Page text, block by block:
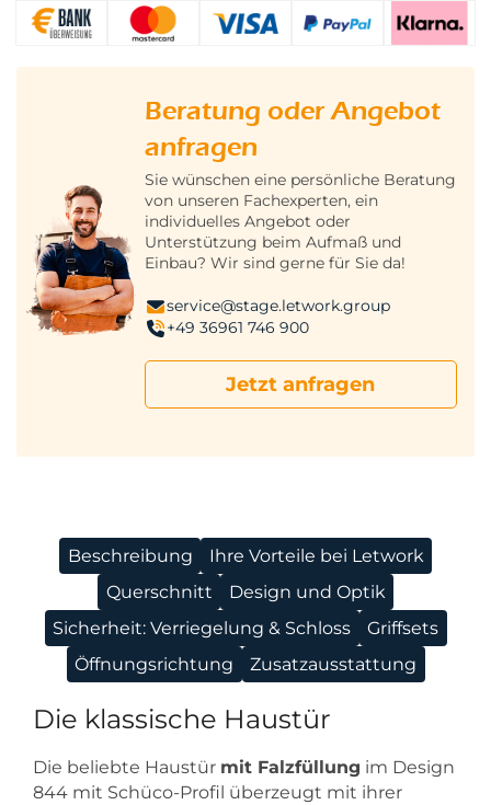
Beratung oder Angebot
anfragen
Sie wünschen eine persönliche Beratung
von unseren Fachexperten, ein
individuelles Angebot oder
Unterstützung beim Aufmaß und
Einbau? Wir sind gerne für Sie da!
service@stage.letwork.group
+49 36961 746 900
Jetzt anfragen
Beschreibung
Ihre Vorteile bei Letwork
Querschnitt
Design und Optik
Sicherheit: Verriegelung & Schloss
Griffsets
Öffnungsrichtung
Zusatzausstattung
Die klassische Haustür
Die beliebte Haustür mit Falzfüllung im Design
844 mit Schüco-Profil überzeugt mit ihrer